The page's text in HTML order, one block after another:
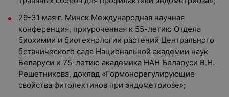
29-31 мая г. Минск Международная научная
конференция, приуроченная к 55-летию Отдела
биохимии и биотехнологии растений Центрального
ботанического сада Национальной академии наук
Беларуси и 75-летию академика НАН Беларуси В.Н.
Решетникова, доклад «Гормонорегулирующие
свойства фитолектинов при эндометриозе»;